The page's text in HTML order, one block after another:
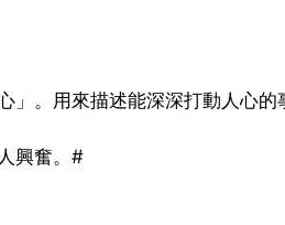
。用來描述能深深打動人心的
興奮。#